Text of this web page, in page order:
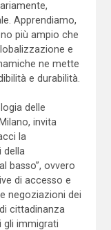
Apprendiamo,
più ampio che
e
ne mette
e durabilità.
delle
invita
la
della
basso”, ovvero
di accesso e
negoziazioni dei
cittadinanza
gli immigrati